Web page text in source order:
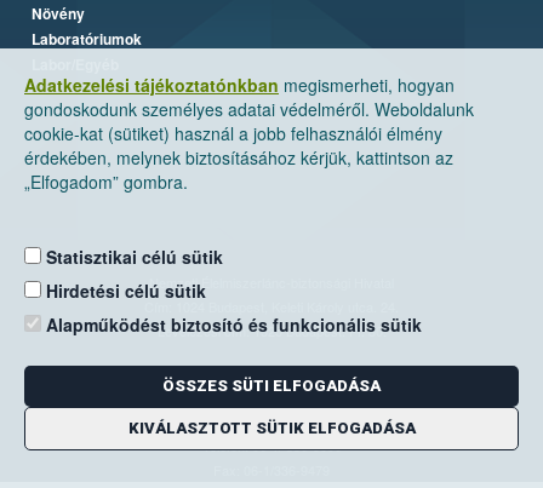
Adatkezelési tájékoztatónkban megismerheti, hogyan
gondoskodunk személyes adatai védelméről. Weboldalunk
cookie-kat (sütiket) használ a jobb felhasználói élmény
érdekében, melynek biztosításához kérjük, kattintson az
„Elfogadom” gombra.
Statisztikai célú sütik
Hirdetési célú sütik
Alapműködést biztosító és funkcionális sütik
ÖSSZES SÜTI ELFOGADÁSA
KIVÁLASZTOTT SÜTIK ELFOGADÁSA
Növény
Laboratóriumok
Nemzeti Élelmiszerlánc-biztonsági Hivatal
Levelezési cím: 1525 Budapest. Pf. 30.
E-mail:ugyfelszolgalat@nebih.gov.hu
Zöld szám: 06-80/263-244
Telefon: 06-1/ 336-9000